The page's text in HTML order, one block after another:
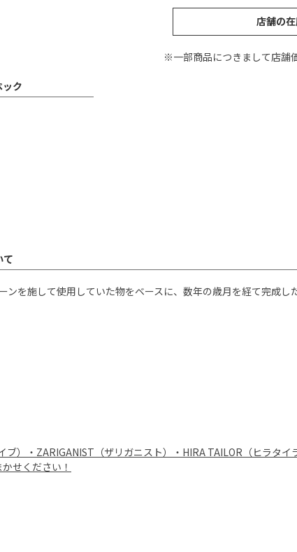
ク
店舗の
※一部商品につきまして店舗
ンを施して使用していた物をベースに、数年の歳月を経て完成
ブ）・ZARIGANIST（ザリガニスト）・HIRA TAILOR（ヒラタ
せください！